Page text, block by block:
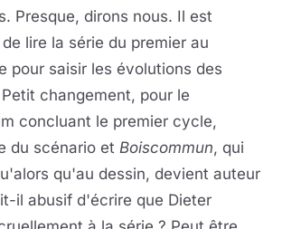
Presque, dirons nous. Il est
lire la série du premier au
pour saisir les évolutions des
changement, pour le
concluant le premier cycle,
du scénario et Boiscommun, qui
qu'au dessin, devient auteur
il abusif d'écrire que Dieter